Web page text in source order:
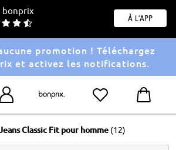
bonprix
À l'app
promotion ! Téléchargez
et activez les notifications.
Classic Fit pour homme (12)